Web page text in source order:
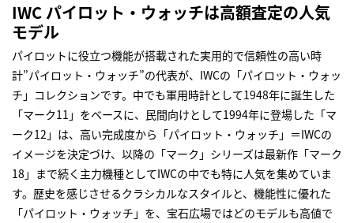
IWC パイロット・ウォッチは高額査定の人気
モデル
パイロットに役立つ機能が搭載された実用的で信頼性の高い時
計”パイロット・ウォッチ”の代表が、IWCの「パイロット・ウォッ
チ」コレクションです。中でも軍用時計として1948年に誕生した
「マーク11」をベースに、民間向けとして1994年に登場した「マ
ーク12」は、高い完成度から「パイロット・ウォッチ」＝IWCの
イメージを決定づけ、以降の「マーク」シリーズは最新作「マーク
18」まで続く主力機種としてIWCの中でも特に人気を集めていま
す。歴史を感じさせるクラシカルなスタイルと、機能性に優れた
「パイロット・ウォッチ」を、宝石広場ではどのモデルも高値で